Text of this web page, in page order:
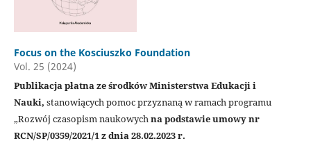
Focus on the Kosciuszko Foundation
Vol. 25 (2024)
Publikacja płatna ze środków Ministerstwa Edukacji i
Nauki, stanowiących pomoc przyznaną w ramach programu
„Rozwój czasopism naukowychna podstawie umowy nr
RCN/SP/0359/2021/1 z dnia 28.02.2023 r.